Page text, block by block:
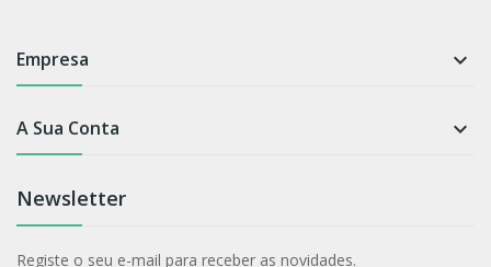
Empresa 
A Sua Conta 
Newsletter
Registe o seu e-mail para receber as novidades.